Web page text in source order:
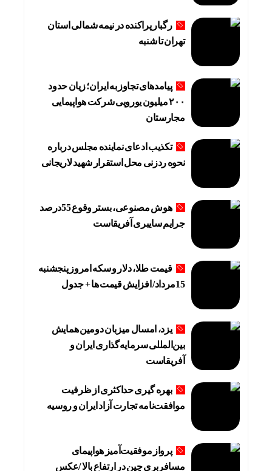
رگبار پراکنده در نیمه شمالی استان
تهران تا شنبه
پیامدهای تجاوز به ایران؛ زیان حدود
۲۰۰ میلیون یورویی شرکت هواپیمایی
مجارستان
تکذیب ادعای نماینده مجلس درباره
نحوه ردزنی محل استقرار شهید لاریجانی
هوش مصنوعی، بستر وقوع 55درصد
جرایم سایبری آفریقاست
قیمت طلا، دلار و سکه امروز پنجشنبه
15مرداد/ افزایش قیمت ها + جدول
یزد، امسال میزبان دومین همایش
بین‌المللی سرمایه‌گذاری ایران و
آفریقاست
بهره گیری حداکثری از ظرفیت
موافقت‌نامه تجارت آزاد ایران و روسیه
پرواز موفقیت‌آمیز هواپیمای
مسافربری چین در ارتفاع بالا /عکس